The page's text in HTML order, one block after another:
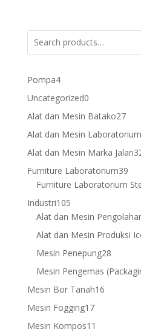
Pompa44
products
Uncategorized00
products
Alat dan Mesin Batako2727
Alat dan Mesin Laboratorium
Alat dan Mesin Marka Jalan
Furniture Laboratorium3939
Furniture Laboratorium
Industri105105
products
Alat dan Mesin
Alat dan Mesin Produksi
Mesin Penepung2828
products
Mesin Pengemas
Mesin Bor Tanah1616
Mesin Fogging1717
products
Mesin Kompos11